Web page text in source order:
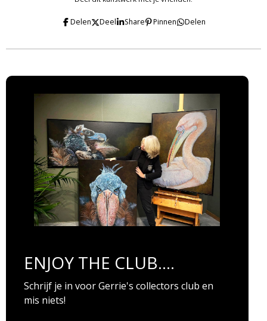
Delen Deel Share Pinnen Delen
ENJOY THE CLUB....
Schrijf je in voor Gerrie's collectors club en
mis niets!